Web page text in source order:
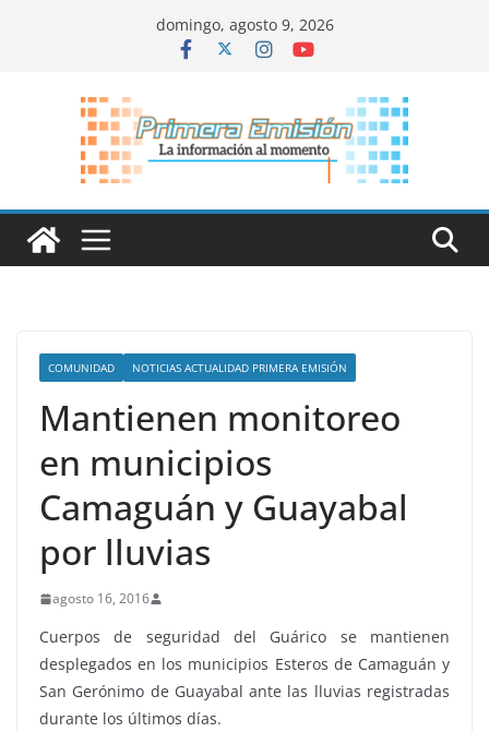
domingo, agosto 9, 2026
COMUNIDAD NOTICIAS ACTUALIDAD PRIMERA EMISIÓN
Mantienen monitoreo
en municipios
Camaguán y Guayabal
por lluvias
agosto 16, 2016
Cuerpos de seguridad del Guárico se mantienen
desplegados en los municipios Esteros de Camaguán y
San Gerónimo de Guayabal ante las lluvias registradas
durante los últimos días.